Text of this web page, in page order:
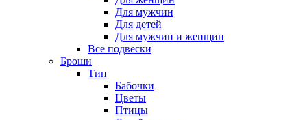
Для мужчин
Для детей
Для мужчин и женщин
Все подвески
Броши
Тип
Бабочки
Цветы
Птицы